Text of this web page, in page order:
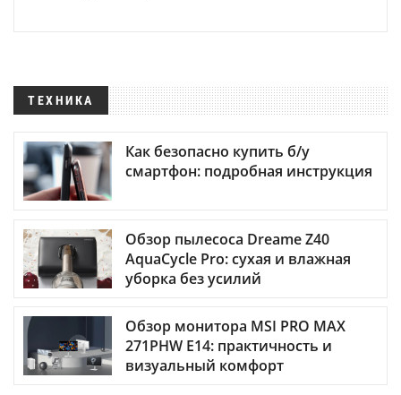
ТЕХНИКА
Как безопасно купить б/у
смартфон: подробная инструкция
Обзор пылесоса Dreame Z40
AquaCycle Pro: сухая и влажная
уборка без усилий
Обзор монитора MSI PRO MAX
271PHW E14: практичность и
визуальный комфорт